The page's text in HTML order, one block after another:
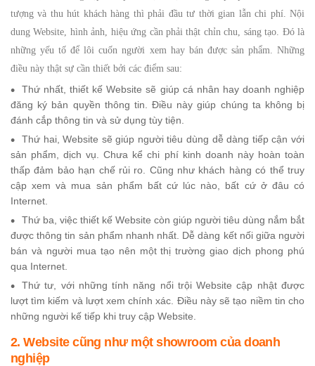
tượng và thu hút khách hàng thì phải đầu tư thời gian lẫn chi phí. Nội
dung Website, hình ảnh, hiệu ứng cần phải thật chỉn chu, sáng tạo. Đó là
những yếu tố để lôi cuốn người xem hay bán được sản phẩm. Những
điều này thật sự cần thiết bởi các điểm sau:
Thứ nhất, thiết kế Website sẽ giúp cá nhân hay doanh nghiệp
đăng ký bản quyền thông tin. Điều này giúp chúng ta không bị
đánh cắp thông tin và sử dụng tùy tiện.
Thứ hai, Website sẽ giúp người tiêu dùng dễ dàng tiếp cận với
sản phẩm, dịch vụ. Chưa kể chi phí kinh doanh này hoàn toàn
thấp đảm bảo hạn chế rủi ro. Cũng như khách hàng có thể truy
cập xem và mua sản phẩm bất cứ lúc nào, bất cứ ở đâu có
Internet.
Thứ ba, việc thiết kế Website còn giúp người tiêu dùng nắm bắt
được thông tin sản phẩm nhanh nhất. Dễ dàng kết nối giữa người
bán và người mua tạo nên một thị trường giao dịch phong phú
qua Internet.
Thứ tư, với những tính năng nổi trội Website cập nhật được
lượt tìm kiếm và lượt xem chính xác. Điều này sẽ tạo niềm tin cho
những người kế tiếp khi truy cập Website.
2. Website cũng như một showroom của doanh
nghiệp